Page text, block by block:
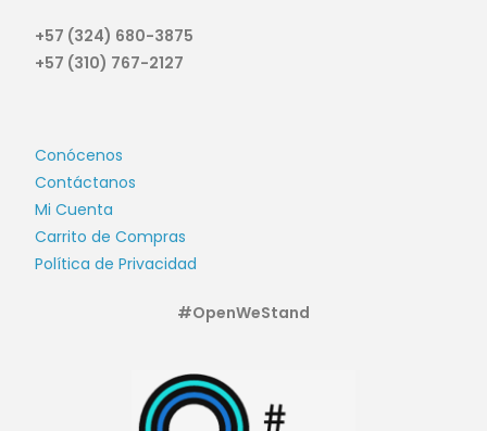
+57 (324) 680-3875
+57 (310) 767-2127
Conócenos
Contáctanos
Mi Cuenta
Carrito de Compras
Política de Privacidad
#OpenWeStand